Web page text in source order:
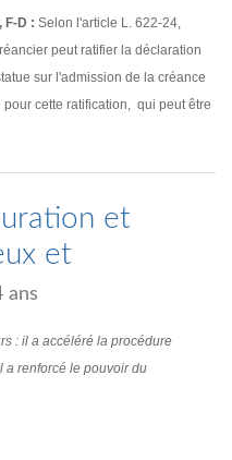
F-D : Selon l'article L. 622-24,
peut ratifier la déclaration
sur l'admission de la créance
cette ratification, qui peut être
et
et
ans
: il a accéléré la procédure
a renforcé le pouvoir du